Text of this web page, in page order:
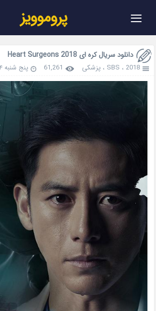
≡ پروموویز
دانلود سریال کره ای Heart Surgeons 2018
2018 ، SBS ،پزشکی 61,261 پنج شنبه ۲۴ آبان ۱۳۹۷